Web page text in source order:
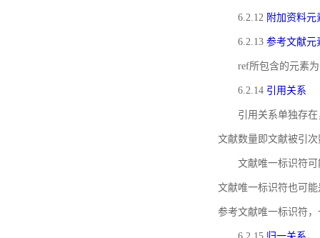
6.2.12 附加资料元
6.2.13 参考文献元
ref所包含的元素
6.2.14 引用关系
引用关系单独存
文献数量即文献被引
文献唯一标识符
文献唯一标识符也可
参考文献唯一标识符